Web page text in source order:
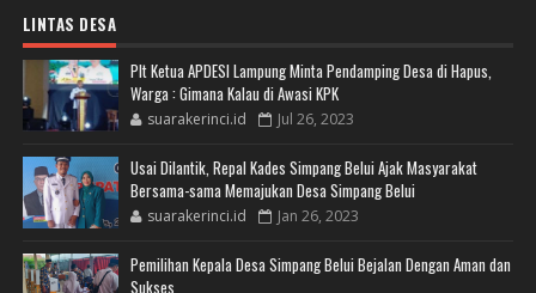
LINTAS DESA
Plt Ketua APDESI Lampung Minta Pendamping Desa di Hapus,
Warga : Gimana Kalau di Awasi KPK
suarakerinci.id Jul 26, 2023
Usai Dilantik, Repal Kades Simpang Belui Ajak Masyarakat
Bersama-sama Memajukan Desa Simpang Belui
suarakerinci.id Jan 26, 2023
Pemilihan Kepala Desa Simpang Belui Bejalan Dengan Aman dan
Sukses